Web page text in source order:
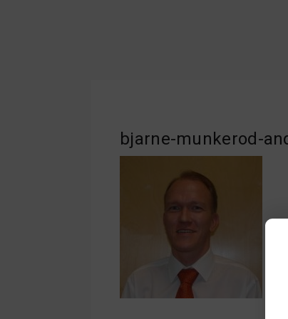
bjarne-munkerod-